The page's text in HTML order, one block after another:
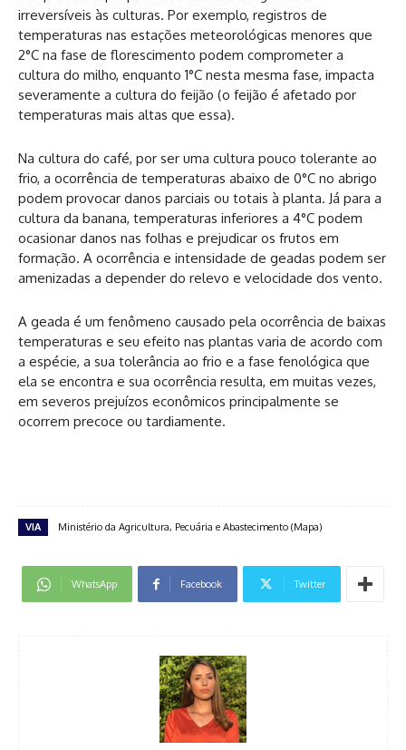
irreversíveis às culturas. Por exemplo, registros de
temperaturas nas estações meteorológicas menores que
2°C na fase de florescimento podem comprometer a
cultura do milho, enquanto 1°C nesta mesma fase, impacta
severamente a cultura do feijão (o feijão é afetado por
temperaturas mais altas que essa).
Na cultura do café, por ser uma cultura pouco tolerante ao
frio, a ocorrência de temperaturas abaixo de 0°C no abrigo
podem provocar danos parciais ou totais à planta. Já para a
cultura da banana, temperaturas inferiores a 4°C podem
ocasionar danos nas folhas e prejudicar os frutos em
formação. A ocorrência e intensidade de geadas podem ser
amenizadas a depender do relevo e velocidade dos vento.
A geada é um fenômeno causado pela ocorrência de baixas
temperaturas e seu efeito nas plantas varia de acordo com
a espécie, a sua tolerância ao frio e a fase fenológica que
ela se encontra e sua ocorrência resulta, em muitas vezes,
em severos prejuízos econômicos principalmente se
ocorrem precoce ou tardiamente.
VIA Ministério da Agricultura, Pecuária e Abastecimento (Mapa)
WhatsApp Facebook Twitter